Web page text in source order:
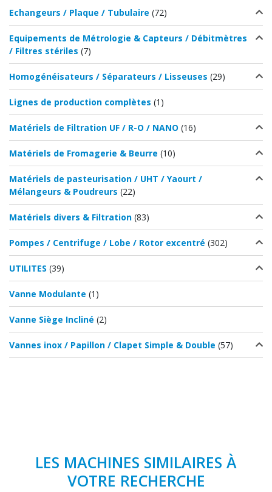
Echangeurs / Plaque / Tubulaire (72)
Equipements de Métrologie & Capteurs / Débitmètres
/ Filtres stériles (7)
Homogénéisateurs / Séparateurs / Lisseuses (29)
Lignes de production complètes (1)
Matériels de Filtration UF / R-O / NANO (16)
Matériels de Fromagerie & Beurre (10)
Matériels de pasteurisation / UHT / Yaourt /
Mélangeurs & Poudreurs (22)
Matériels divers & Filtration (83)
Pompes / Centrifuge / Lobe / Rotor excentré (302)
UTILITES (39)
Vanne Modulante (1)
Vanne Siège Incliné (2)
Vannes inox / Papillon / Clapet Simple & Double (57)
LES MACHINES SIMILAIRES À
VOTRE RECHERCHE